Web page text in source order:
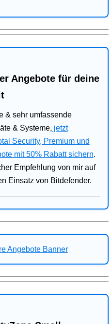
Angebote für deine
& sehr umfassende
& Systeme, jetzt
Security, Premium und
mit 50% Rabatt sichern.
Empfehlung von mir auf
Einsatz von Bitdefender.